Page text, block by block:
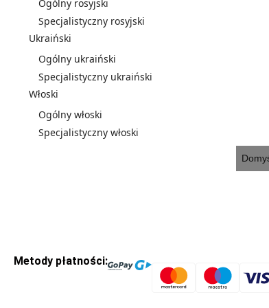
Ogólny rosyjski
Specjalistyczny rosyjski
Ukraiński
Ogólny ukraiński
Specjalistyczny ukraiński
Włoski
Ogólny włoski
Specjalistyczny włoski
Metody płatności: